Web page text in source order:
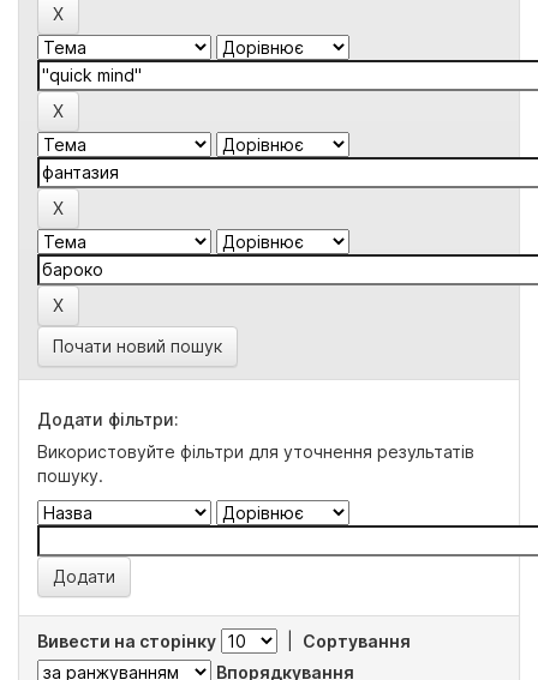
Почати новий пошук
Додати фільтри:
Використовуйте фільтри для уточнення результатів
пошуку.
Вивести на сторінку
Сортування
Впорядкування